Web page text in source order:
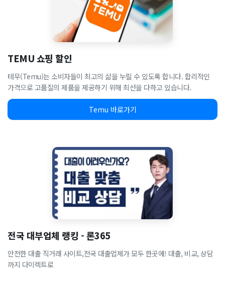
TEMU 쇼핑 할인
테무(Temu)는 소비자들이 최고의 삶을 누릴 수 있도록 합니다. 합리적인
가격으로 고품질의 제품을 제공하기 위해 최선을 다하고 있습니다.
Temu 바로가기
전국 대부업체 랭킹 - 론365
안전한 대출 직거래 사이트,전국 대출업체가 모두 한곳에! 대출, 비교, 상담
까지 다이렉트로